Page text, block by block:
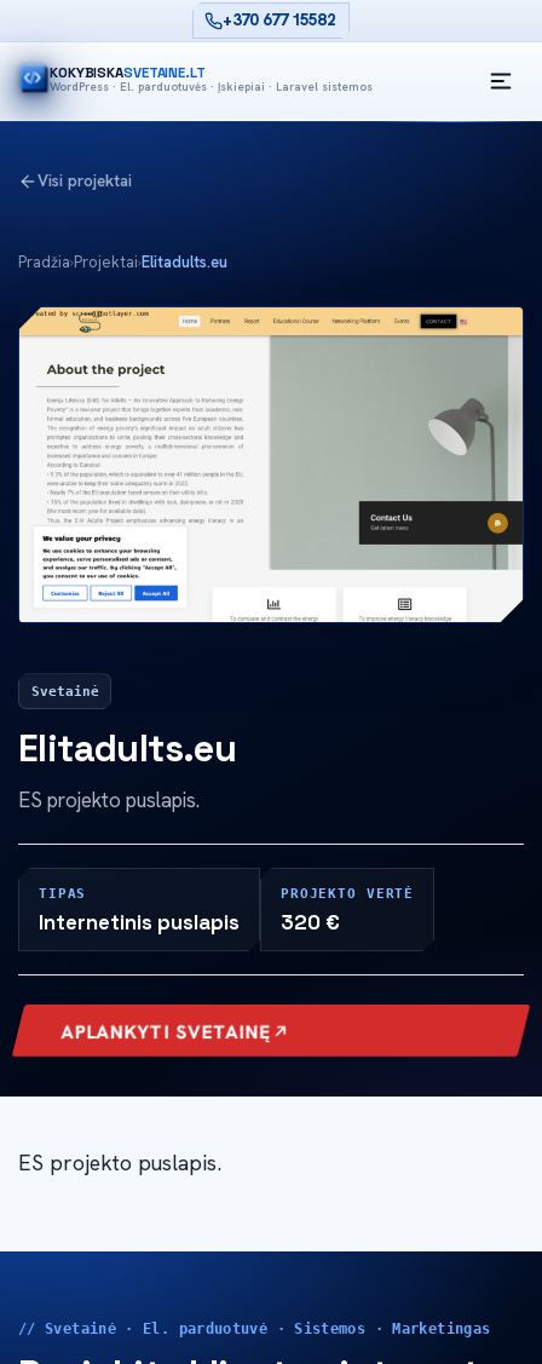
+370 677 15582
KOKYBISKASVETAINE.LT
WordPress · El. parduotuvės · Įskiepiai · Laravel sistemos
Visi projektai
Pradžia›Projektai›Elitadults.eu
Svetainė
Elitadults.eu
ES projekto puslapis.
TIPAS
Internetinis puslapis
PROJEKTO VERTĖ
320 €
APLANKYTI SVETAINĘ
ES projekto puslapis.
// Svetainė · El. parduotuvė · Sistemos · Marketingas